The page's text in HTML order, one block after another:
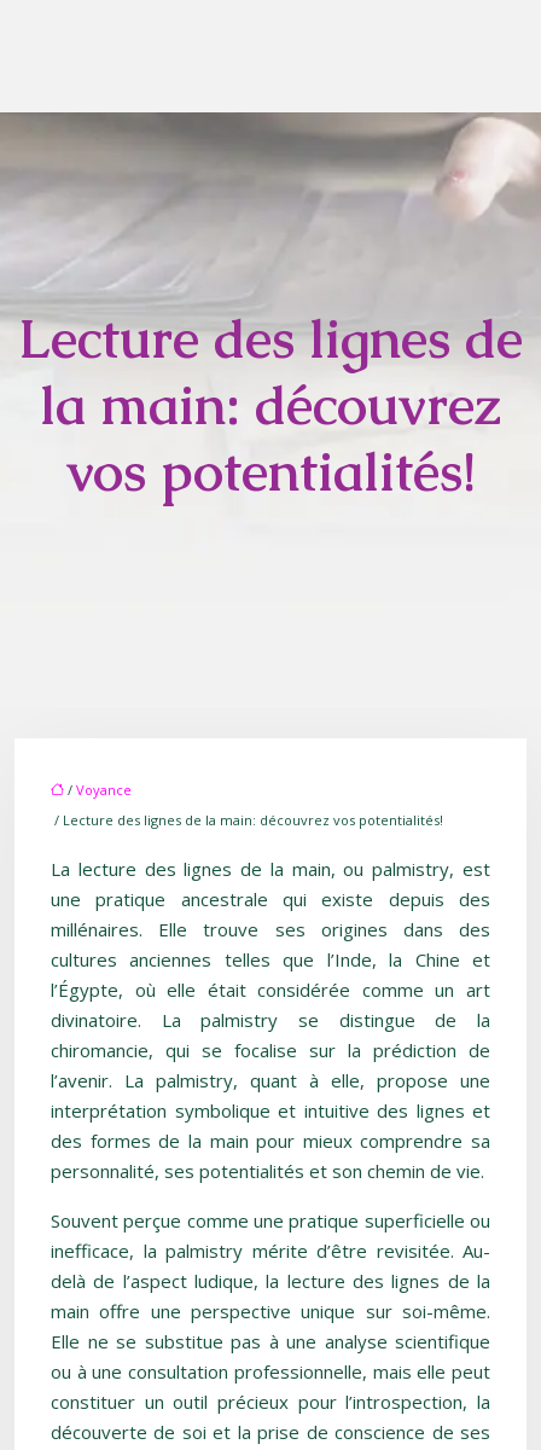
Lecture des lignes de
la main: découvrez
vos potentialités!
/ Voyance
/ Lecture des lignes de la main: découvrez vos potentialités!
La lecture des lignes de la main, ou palmistry, est
une pratique ancestrale qui existe depuis des
millénaires. Elle trouve ses origines dans des
cultures anciennes telles que l’Inde, la Chine et
l’Égypte, où elle était considérée comme un art
divinatoire. La palmistry se distingue de la
chiromancie, qui se focalise sur la prédiction de
l’avenir. La palmistry, quant à elle, propose une
interprétation symbolique et intuitive des lignes et
des formes de la main pour mieux comprendre sa
personnalité, ses potentialités et son chemin de vie.
Souvent perçue comme une pratique superficielle ou
inefficace, la palmistry mérite d’être revisitée. Au-
delà de l’aspect ludique, la lecture des lignes de la
main offre une perspective unique sur soi-même.
Elle ne se substitue pas à une analyse scientifique
ou à une consultation professionnelle, mais elle peut
constituer un outil précieux pour l’introspection, la
découverte de soi et la prise de conscience de ses